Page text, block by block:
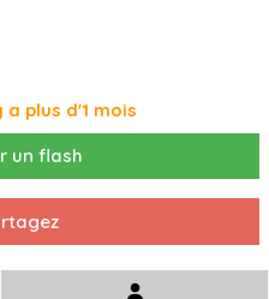
a plus d'1 mois
un flash